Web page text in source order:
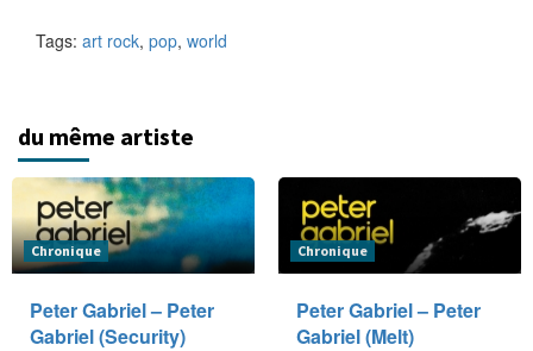
Tags: art rock, pop, world
du même artiste
Chronique
Peter Gabriel – Peter
Gabriel (Security)
Chronique
Peter Gabriel – Peter
Gabriel (Melt)